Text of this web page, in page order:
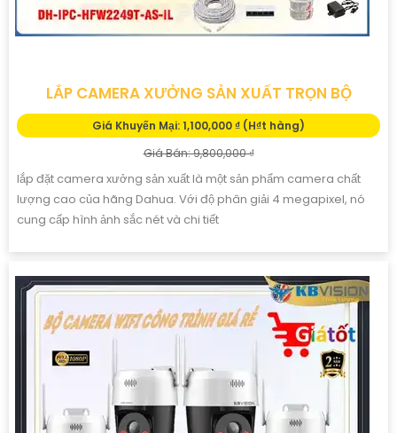
LẮP CAMERA XƯỞNG SẢN XUẤT TRỌN BỘ
Giá Khuyến Mại: 1,100,000 ₫ (H₫t hàng)
Giá Bán: 9,800,000 ₫
lắp đặt camera xưởng sản xuất là một sản phẩm camera chất
lượng cao của hãng Dahua. Với độ phân giải 4 megapixel, nó
cung cấp hình ảnh sắc nét và chi tiết